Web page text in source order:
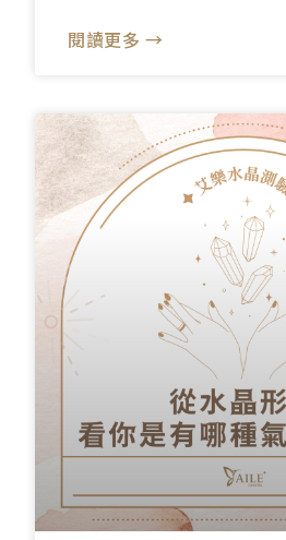
閱讀更多 →